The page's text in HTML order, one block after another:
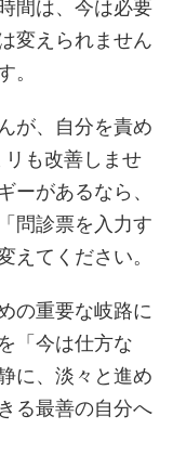
間は、今は必要
変えられません
。
が、自分を責め
も改善しませ
ーがあるなら、
問診票を入力す
えてください。
の重要な岐路に
「今は仕方な
に、淡々と進め
る最善の自分へ